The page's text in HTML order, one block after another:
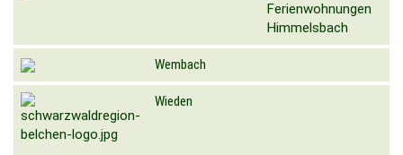
Ferienwohnungen
Himmelsbach
Wembach
Wieden